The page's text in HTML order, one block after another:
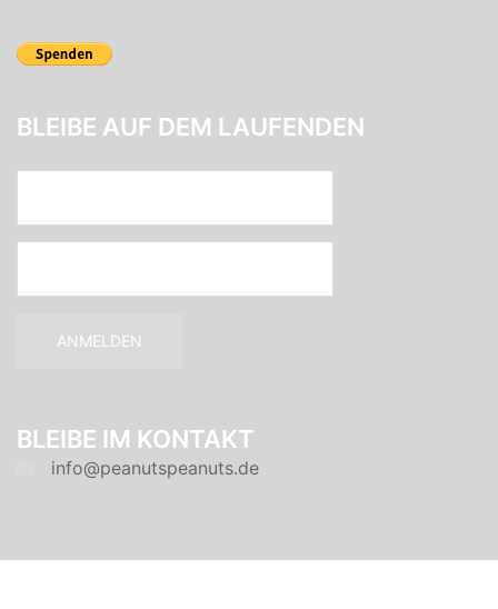
BLEIBE AUF DEM LAUFENDEN
BLEIBE IM KONTAKT
info@peanutspeanuts.de